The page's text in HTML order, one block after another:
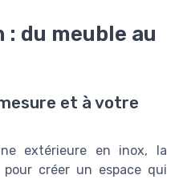
du meuble au
et à votre
extérieure en inox, la
créer un espace qui